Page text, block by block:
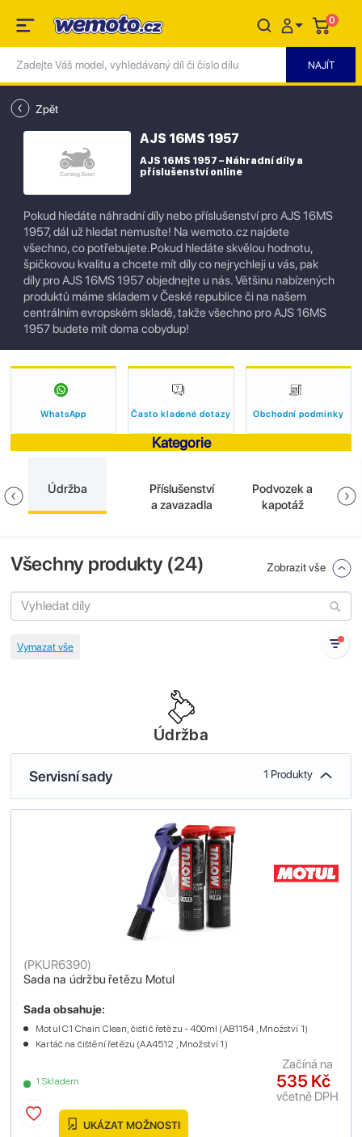
0
Zpět
AJS 16MS 1957
AJS 16MS 1957 – Náhradní díly a
příslušenství online
Pokud hledáte náhradní díly nebo příslušenství pro AJS 16MS
1957, dál už hledat nemusíte! Na wemoto.cz najdete
všechno, co potřebujete.Pokud hledáte skvělou hodnotu,
špičkovou kvalitu a chcete mít díly co nejrychleji u vás, pak
díly pro AJS 16MS 1957 objednejte u nás. Většinu nabízených
produktů máme skladem v České republice či na našem
centrálním evropském skladě, takže všechno pro AJS 16MS
1957 budete mít doma cobydup!
WhatsApp Často kladené dotazy Obchodní podmínky
Kategorie
Údržba
Příslušenství
a zavazadla
Podvozek a
kapotáž
Všechny produkty (24) Zobrazit vše
Údržba
Servisní sady 1 Produkty
Sada na údržbu řetězu Motul
(PKUR6390)
1 Skladem
Sada obsahuje:
Motul C1 Chain Clean, čistič řetězu - 400ml (AB1154 , Množství 1)
Kartáč na čištění řetězu (AA4512 , Množství 1)
535 Kč
včetně DPH
Začíná na
UKÁZAT MOŽNOSTI